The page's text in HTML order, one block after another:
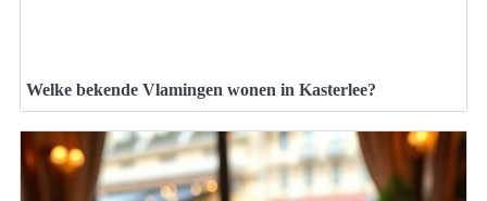
Welke bekende Vlamingen wonen in Kasterlee?